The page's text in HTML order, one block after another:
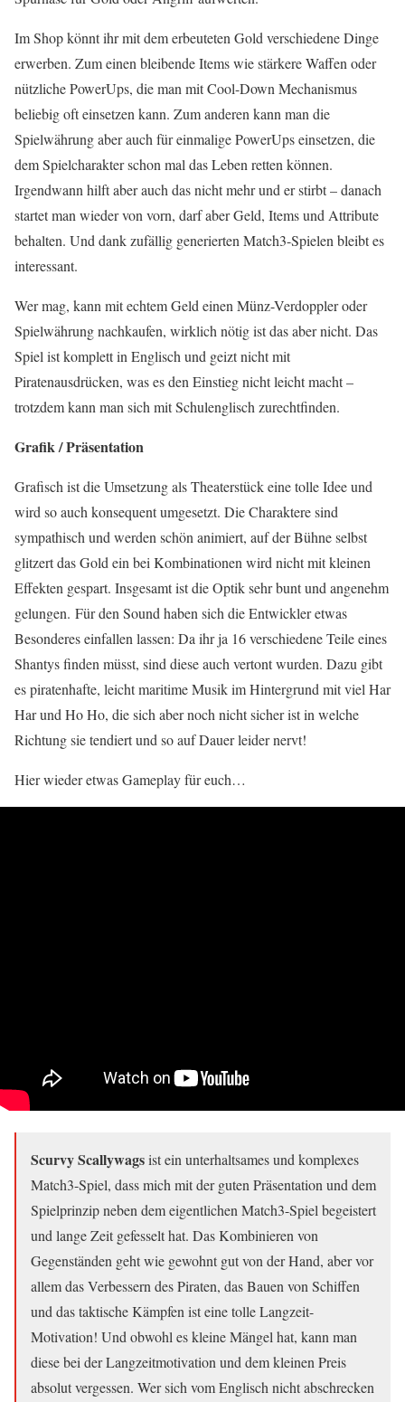
Im Shop könnt ihr mit dem erbeuteten Gold verschiedene Dinge
erwerben. Zum einen bleibende Items wie stärkere Waffen oder
nützliche PowerUps, die man mit Cool-Down Mechanismus
beliebig oft einsetzen kann. Zum anderen kann man die
Spielwährung aber auch für einmalige PowerUps einsetzen, die
dem Spielcharakter schon mal das Leben retten können.
Irgendwann hilft aber auch das nicht mehr und er stirbt – danach
startet man wieder von vorn, darf aber Geld, Items und Attribute
behalten. Und dank zufällig generierten Match3-Spielen bleibt es
interessant.
Wer mag, kann mit echtem Geld einen Münz-Verdoppler oder
Spielwährung nachkaufen, wirklich nötig ist das aber nicht. Das
Spiel ist komplett in Englisch und geizt nicht mit
Piratenausdrücken, was es den Einstieg nicht leicht macht –
trotzdem kann man sich mit Schulenglisch zurechtfinden.
Grafik / Präsentation
Grafisch ist die Umsetzung als Theaterstück eine tolle Idee und
wird so auch konsequent umgesetzt. Die Charaktere sind
sympathisch und werden schön animiert, auf der Bühne selbst
glitzert das Gold ein bei Kombinationen wird nicht mit kleinen
Effekten gespart. Insgesamt ist die Optik sehr bunt und angenehm
gelungen. Für den Sound haben sich die Entwickler etwas
Besonderes einfallen lassen: Da ihr ja 16 verschiedene Teile eines
Shantys finden müsst, sind diese auch vertont wurden. Dazu gibt
es piratenhafte, leicht maritime Musik im Hintergrund mit viel Har
Har und Ho Ho, die sich aber noch nicht sicher ist in welche
Richtung sie tendiert und so auf Dauer leider nervt!
Hier wieder etwas Gameplay für euch…
Scurvy Scallywagsist ein unterhaltsames und komplexes
Match3-Spiel, dass mich mit der guten Präsentation und dem
Spielprinzip neben dem eigentlichen Match3-Spiel begeistert
und lange Zeit gefesselt hat. Das Kombinieren von
Gegenständen geht wie gewohnt gut von der Hand, aber vor
allem das Verbessern des Piraten, das Bauen von Schiffen
und das taktische Kämpfen ist eine tolle Langzeit-
Motivation! Und obwohl es kleine Mängel hat, kann man
diese bei der Langzeitmotivation und dem kleinen Preis
absolut vergessen. Wer sich vom Englisch nicht abschrecken